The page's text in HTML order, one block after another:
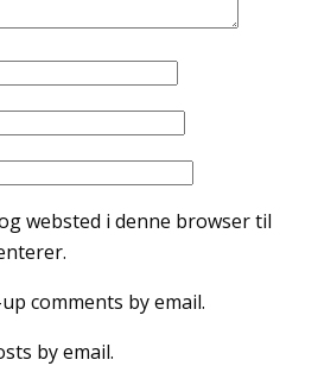
websted i denne browser til
comments by email.
by email.